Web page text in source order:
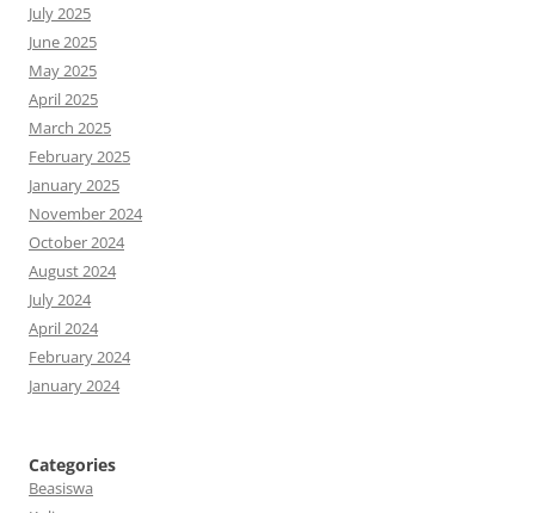
July 2025
June 2025
May 2025
April 2025
March 2025
February 2025
January 2025
November 2024
October 2024
August 2024
July 2024
April 2024
February 2024
January 2024
Categories
Beasiswa